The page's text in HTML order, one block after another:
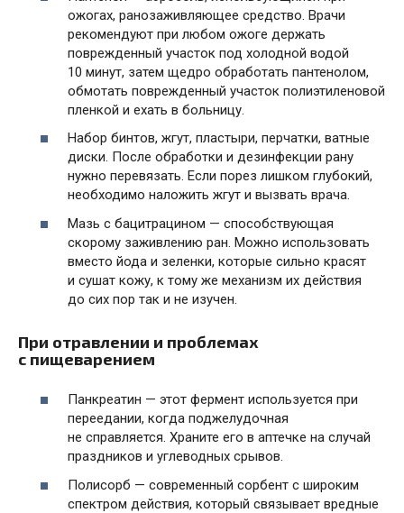
ожогах, ранозаживляющее средство. Врачи
рекомендуют при любом ожоге держать
поврежденный участок под холодной водой
10 минут, затем щедро обработать пантенолом,
обмотать поврежденный участок полиэтиленовой
пленкой и ехать в больницу.
Набор бинтов, жгут, пластыри, перчатки, ватные
диски. После обработки и дезинфекции рану
нужно перевязать. Если порез лишком глубокий,
необходимо наложить жгут и вызвать врача.
Мазь с бацитрацином — способствующая
скорому заживлению ран. Можно использовать
вместо йода и зеленки, которые сильно красят
и сушат кожу, к тому же механизм их действия
до сих пор так и не изучен.
При отравлении и проблемах
с пищеварением
Панкреатин — этот фермент используется при
переедании, когда поджелудочная
не справляется. Храните его в аптечке на случай
праздников и углеводных срывов.
Полисорб — современный сорбент с широким
спектром действия, который связывает вредные